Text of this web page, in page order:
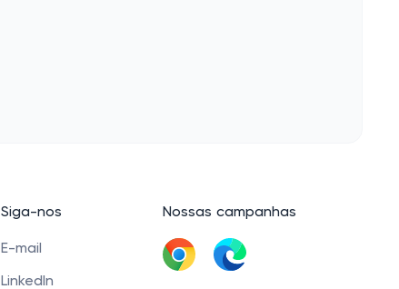
Siga-nos
E-mail
LinkedIn
Nossas campanhas